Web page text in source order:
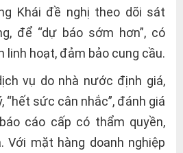
Khái đề nghị theo dõi sát
để “dự báo sớm hơn”, có
linh hoạt, đảm bảo cung cầu.
vụ do nhà nước định giá,
“hết sức cân nhắc”, đánh giá
cáo cấp có thẩm quyền,
mặt hàng doanh nghiệp